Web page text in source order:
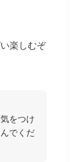
楽しむぞ
をつけ
でくだ